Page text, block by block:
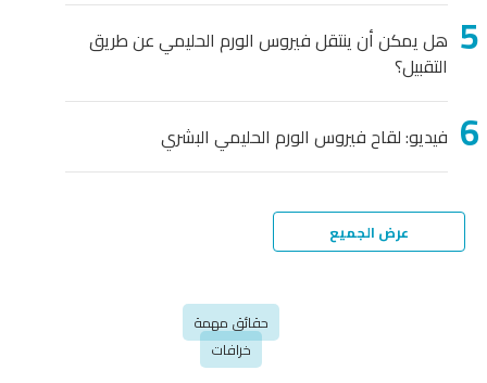
هل يمكن أن ينتقل فيروس الورم الحليمي عن طريق
التقبيل؟
فيديو: لقاح فيروس الورم الحليمي البشري
عرض الجميع
حقائق مهمة
خرافات